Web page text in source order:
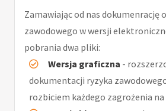
Zamawiając od nas dokumenrację
zawodowego w wersji
pobrania dwa pliki:
Wersja graficzna -
dokumentacji ryzyka
rozbiciem każdego zagrożenia